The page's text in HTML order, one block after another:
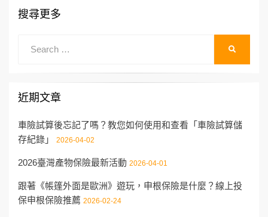
搜尋更多
近期文章
車險試算後忘記了嗎？教您如何使用和查看「車險試算儲
存紀錄」
2026-04-02
2026臺灣產物保險最新活動 2026-04-01
跟著《帳篷外面是歐洲》遊玩，申根保險是什麼？線上投
保申根保險推薦 2026-02-24